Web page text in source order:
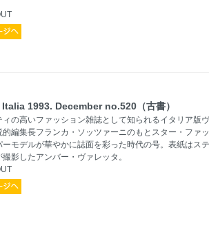
1993. December no.520（古書）
ィの高いファッション雑誌として知られるイタリア版
的編集長フランカ・ソッツァーニのもとスター・ファ
ーモデルが華やかに誌面を彩った時代の号。表紙はス
撮影したアンバー・ヴァレッタ。